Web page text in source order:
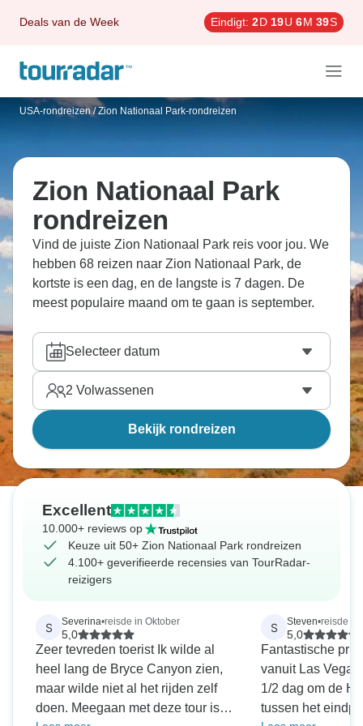
Deals van de Week Eindigt: 2D 19U 6M 37S
USA-rondreizen / Zion Nationaal Park-rondreizen
Zion Nationaal Park
rondreizen
Vind de juiste Zion Nationaal Park reis voor jou. We
hebben 68 reizen naar Zion Nationaal Park, de
kortste is een dag, en de langste is 7 dagen. De
meest populaire maand om te gaan is september.
Selecteer datum
2 Volwassenen
Bekijk rondreizen
Excellent
10.000+ reviews op
Keuze uit 50+ Zion Nationaal Park rondreizen
4.100+ geverifieerde recensies van TourRadar-
reizigers
S Severina•reisde in Oktober
5,0
Zeer tevreden toerist Ik wilde al
heel lang de Bryce Canyon zien,
maar wilde niet al het rijden zelf
doen. Meegaan met deze tour is
S Steven•reisde in
5,0
Fantastische
vanuit Las
1/2 dag om de
tussen het